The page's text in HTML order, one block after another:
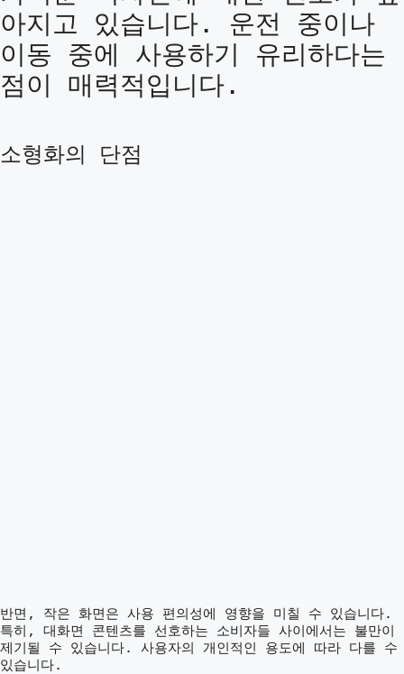
아지고 있습니다. 운전 중이나
이동 중에 사용하기 유리하다는
점이 매력적입니다.
소형화의 단점
반면, 작은 화면은 사용 편의성에 영향을 미칠 수 있습니다.
특히, 대화면 콘텐츠를 선호하는 소비자들 사이에서는 불만이
제기될 수 있습니다. 사용자의 개인적인 용도에 따라 다를 수
있습니다.